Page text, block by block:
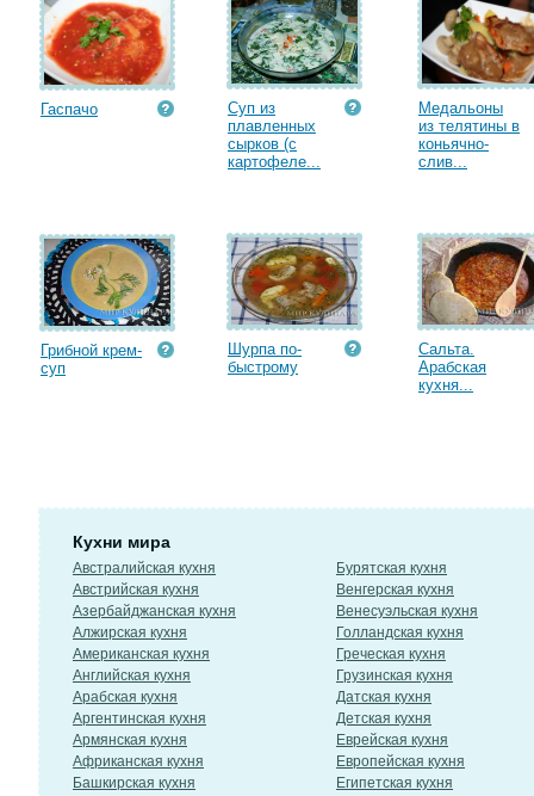
Гаспачо
Суп из
плавленных
сырков (с
картофеле...
Медальоны
из телятины в
коньячно-
слив...
Грибной крем-
суп
Шурпа по-
быстрому
Сальта.
Арабская
кухня...
Кухни мира
Австралийская кухня
Австрийская кухня
Азербайджанская кухня
Алжирская кухня
Американская кухня
Английская кухня
Арабская кухня
Аргентинская кухня
Армянская кухня
Африканская кухня
Башкирская кухня
Бурятская кухня
Венгерская кухня
Венесуэльская кухня
Голландская кухня
Греческая кухня
Грузинская кухня
Датская кухня
Детская кухня
Еврейская кухня
Европейская кухня
Египетская кухня